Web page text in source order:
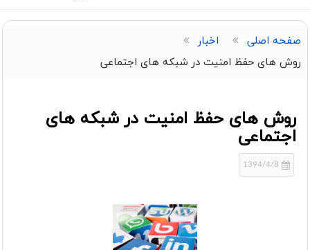
صفحه اصلی
اخبار
روش های حفظ امنیت در شبکه های اجتماعی
روش های حفظ امنیت در شبکه های
اجتماعی